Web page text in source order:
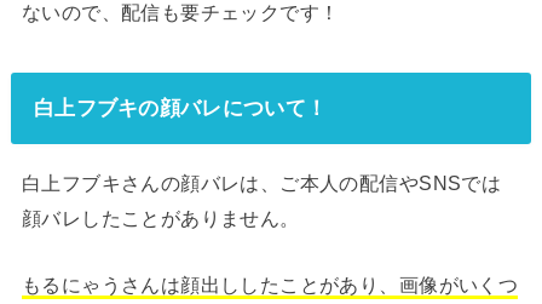
ないので、配信も要チェックです！
白上フブキの顔バレについて！
白上フブキさんの顔バレは、ご本人の配信やSNSでは
顔バレしたことがありません。
もるにゃうさんは顔出ししたことがあり、画像がいくつ